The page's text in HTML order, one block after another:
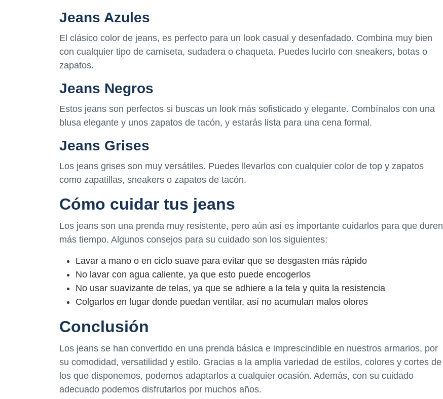
Jeans Azules
El clásico color de jeans, es perfecto para un look casual y desenfadado. Combina muy bien
con cualquier tipo de camiseta, sudadera o chaqueta. Puedes lucirlo con sneakers, botas o
zapatos.
Jeans Negros
Estos jeans son perfectos si buscas un look más sofisticado y elegante. Combínalos con una
blusa elegante y unos zapatos de tacón, y estarás lista para una cena formal.
Jeans Grises
Los jeans grises son muy versátiles. Puedes llevarlos con cualquier color de top y zapatos
como zapatillas, sneakers o zapatos de tacón.
Cómo cuidar tus jeans
Los jeans son una prenda muy resistente, pero aún así es importante cuidarlos para que duren
más tiempo. Algunos consejos para su cuidado son los siguientes:
Lavar a mano o en ciclo suave para evitar que se desgasten más rápido
No lavar con agua caliente, ya que esto puede encogerlos
No usar suavizante de telas, ya que se adhiere a la tela y quita la resistencia
Colgarlos en lugar donde puedan ventilar, así no acumulan malos olores
Conclusión
Los jeans se han convertido en una prenda básica e imprescindible en nuestros armarios, por
su comodidad, versatilidad y estilo. Gracias a la amplia variedad de estilos, colores y cortes de
los que disponemos, podemos adaptarlos a cualquier ocasión. Además, con su cuidado
adecuado podemos disfrutarlos por muchos años.